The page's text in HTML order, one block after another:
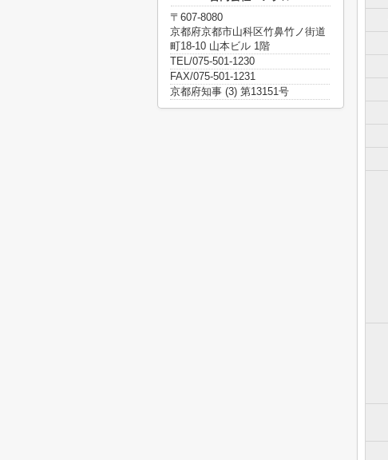
〒607-8080
京都府京都市山科区竹鼻竹ノ街道
町18-10 山本ビル 1階
TEL/075-501-1230
FAX/075-501-1231
京都府知事 (3) 第13151号